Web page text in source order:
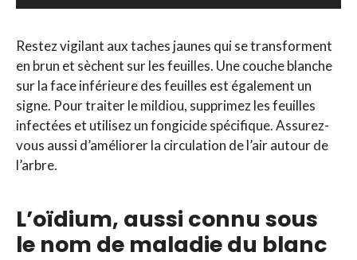
Restez vigilant aux taches jaunes qui se transforment
en brun et sèchent sur les feuilles. Une couche blanche
sur la face inférieure des feuilles est également un
signe. Pour traiter le mildiou, supprimez les feuilles
infectées et utilisez un fongicide spécifique. Assurez-
vous aussi d’améliorer la circulation de l’air autour de
l’arbre.
L’oïdium, aussi connu sous
le nom de maladie du blanc